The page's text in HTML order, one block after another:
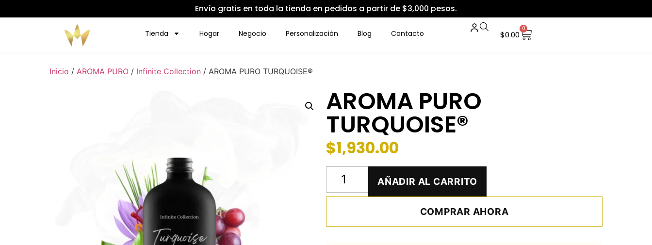
Envío gratis en toda la tienda en pedidos a partir de $3,000 pesos.
Tienda Hogar Negocio Personalización Blog Contacto $0.00
0
Inicio / AROMA PURO / Infinite Collection / AROMA PURO TURQUOISE®
AROMA PURO
TURQUOISE®
$1,930.00
AÑADIR AL CARRITO
COMPRAR AHORA